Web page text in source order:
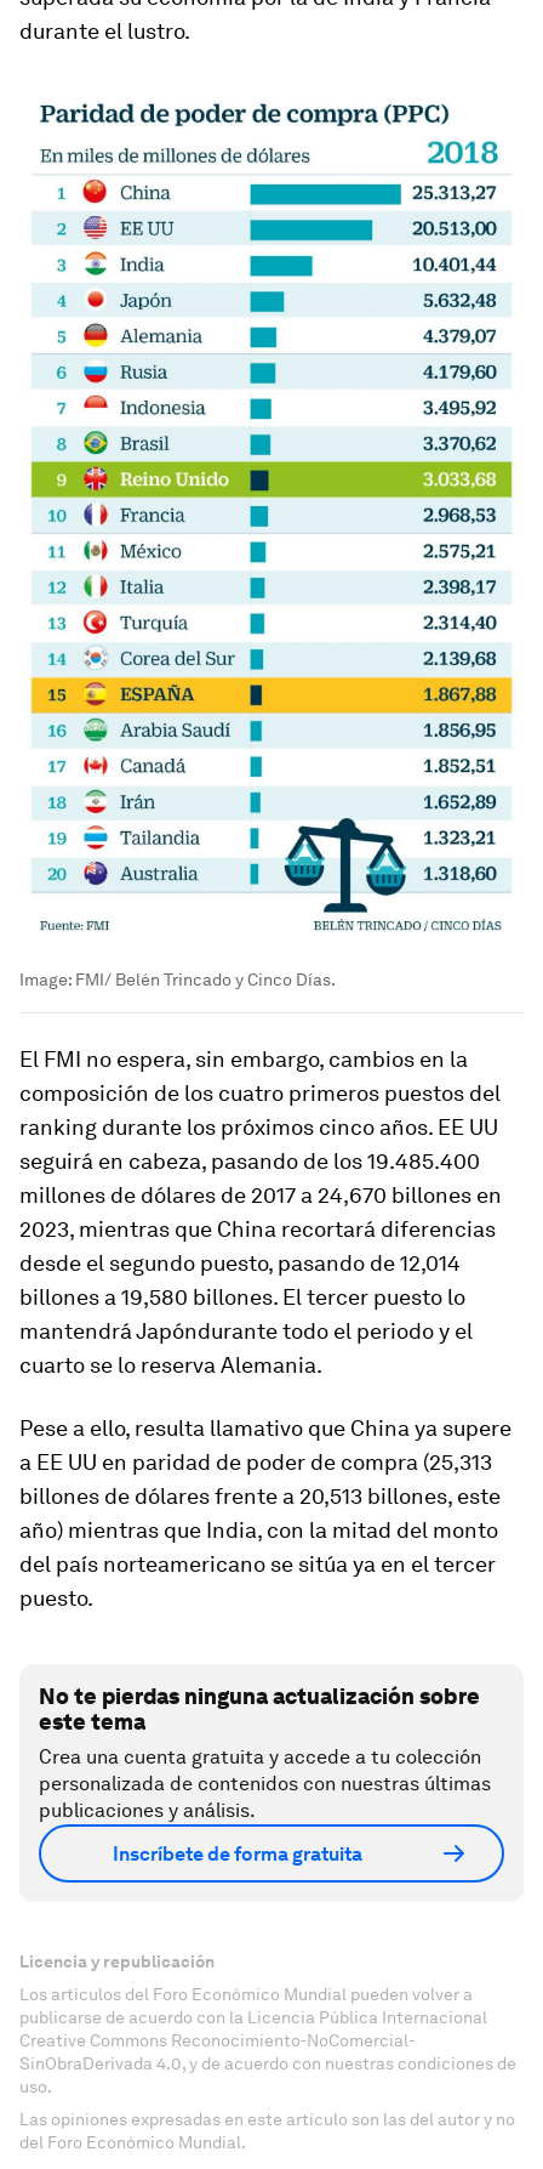
durante el lustro.
Image: FMI/ Belén Trincado y Cinco Días.
El FMI no espera, sin embargo, cambios en la
composición de los cuatro primeros puestos del
ranking durante los próximos cinco años. EE UU
seguirá en cabeza, pasando de los 19.485.400
millones de dólares de 2017 a 24,670 billones en
2023, mientras que China recortará diferencias
desde el segundo puesto, pasando de 12,014
billones a 19,580 billones. El tercer puesto lo
mantendrá Japóndurante todo el periodo y el
cuarto se lo reserva Alemania.
Pese a ello, resulta llamativo que China ya supere
a EE UU en paridad de poder de compra (25,313
billones de dólares frente a 20,513 billones, este
año) mientras que India, con la mitad del monto
del país norteamericano se sitúa ya en el tercer
puesto.
No te pierdas ninguna actualización sobre
este tema
Crea una cuenta gratuita y accede a tu colección
personalizada de contenidos con nuestras últimas
publicaciones y análisis.
Inscríbete de forma gratuita
Licencia y republicación
Los artículos del Foro Económico Mundial pueden volver a
publicarse de acuerdo con la Licencia Pública Internacional
Creative Commons Reconocimiento-NoComercial-
SinObraDerivada 4.0, y de acuerdo con nuestras condiciones de
uso.
Las opiniones expresadas en este artículo son las del autor y no
del Foro Económico Mundial.